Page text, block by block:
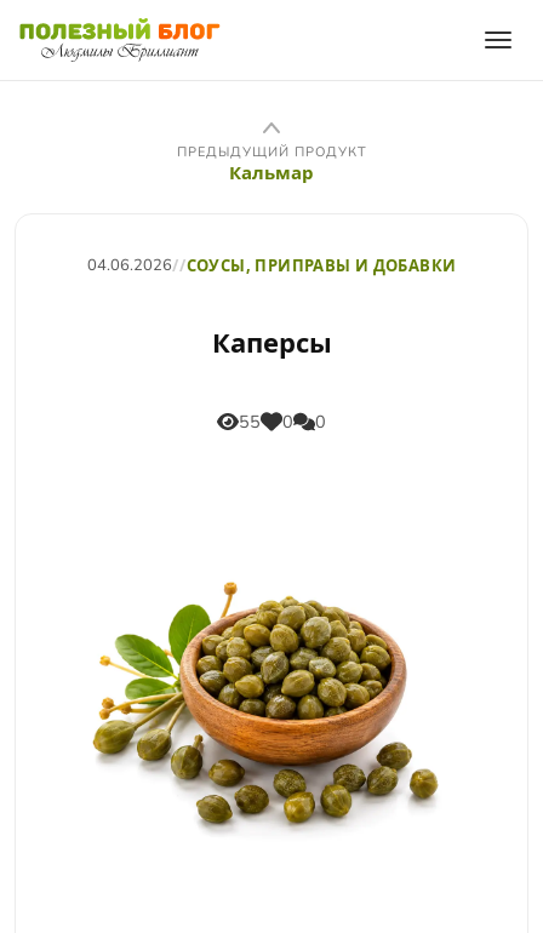
ПРЕДЫДУЩИЙ ПРОДУКТ
Кальмар
04.06.2026//СОУСЫ, ПРИПРАВЫ И ДОБАВКИ
Каперсы
55 0 0